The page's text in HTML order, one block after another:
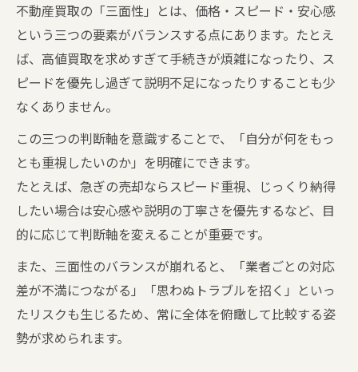
対応力や説明力で選ぶ不動産買取の基準
業者掛け持ち時の不動産買取マナーを意識
複数業者から見積もりを取る際の注意点
不動産買取で複数見積もり依頼時の注意事
項
見積もりだけ依頼する際の不動産買取マナ
ー
不動産買取における三面性と比較の落とし
穴
失礼と誤解されない不動産買取の説明方法
複数業者を活用する不動産買取の安全策
納得感ある不動産買取のコツとポイント
不動産買取で納得感を得るための多面性活
不動産買取の「三面性」とは、価格・スピード・安心感
という三つの要素がバランスする点にあります。たとえ
ば、高値買取を求めすぎて手続きが煩雑になったり、ス
ピードを優先し過ぎて説明不足になったりすることも少
なくありません。
この三つの判断軸を意識することで、「自分が何をもっ
とも重視したいのか」を明確にできます。
たとえば、急ぎの売却ならスピード重視、じっくり納得
したい場合は安心感や説明の丁寧さを優先するなど、目
的に応じて判断軸を変えることが重要です。
また、三面性のバランスが崩れると、「業者ごとの対応
差が不満につながる」「思わぬトラブルを招く」といっ
たリスクも生じるため、常に全体を俯瞰して比較する姿
勢が求められます。